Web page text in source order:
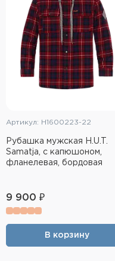
Высокоточная
Спортивная
Пневматика
Ножи
Инструмент для
снаряжения
Сумки и рюкзаки
Артикул: H1600223-22
Рубашка мужская H.U.T.
Samatja, с капюшоном,
фланелевая, бордовая
9 900 ₽
В корзину